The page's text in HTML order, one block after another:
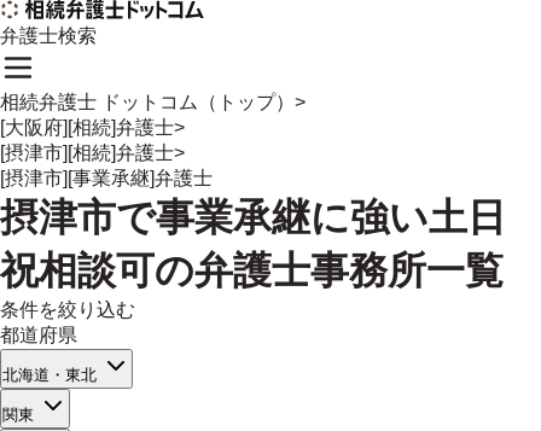
弁護士検索
相続弁護士 ドットコム（トップ） >
[大阪府][相続]弁護士>
[摂津市][相続]弁護士>
[摂津市][事業承継]弁護士
摂津市で事業承継に強い土日
祝相談可の弁護士事務所一覧
条件を絞り込む
都道府県
北海道・東北
関東